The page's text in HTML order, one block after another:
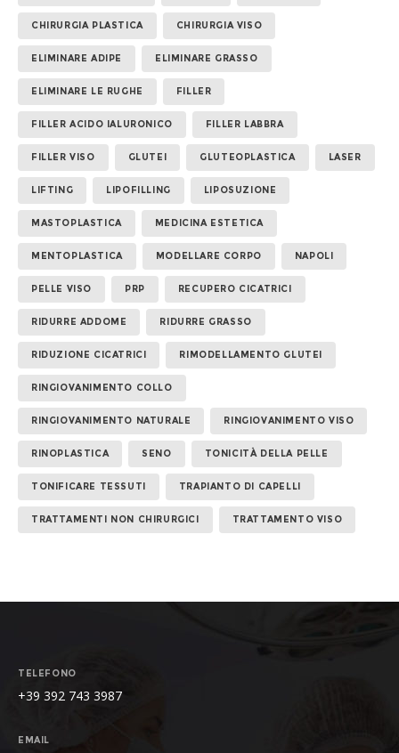
CHIRURGIA PLASTICA CHIRURGIA VISO
ELIMINARE ADIPE ELIMINARE GRASSO
ELIMINARE LE RUGHE FILLER
FILLER ACIDO IALURONICO FILLER LABBRA
FILLER VISO GLUTEI GLUTEOPLASTICA LASER
LIFTING LIPOFILLING LIPOSUZIONE
MASTOPLASTICA MEDICINA ESTETICA
MENTOPLASTICA MODELLARE CORPO NAPOLI
PELLE VISO PRP RECUPERO CICATRICI
RIDURRE ADDOME RIDURRE GRASSO
RIDUZIONE CICATRICI RIMODELLAMENTO GLUTEI
RINGIOVANIMENTO COLLO
RINGIOVANIMENTO NATURALE RINGIOVANIMENTO VISO
RINOPLASTICA SENO TONICITÀ DELLA PELLE
TONIFICARE TESSUTI TRAPIANTO DI CAPELLI
TRATTAMENTI NON CHIRURGICI TRATTAMENTO VISO
TELEFONO
+39 392 743 3987
EMAIL